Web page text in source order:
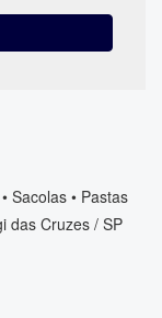
Sacolas • Pastas
das Cruzes / SP